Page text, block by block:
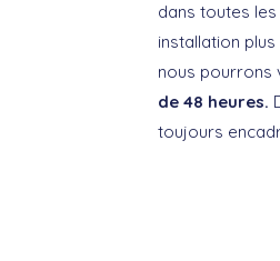
dans toutes les
installation
nous pourrons
de 48 heures.
toujours